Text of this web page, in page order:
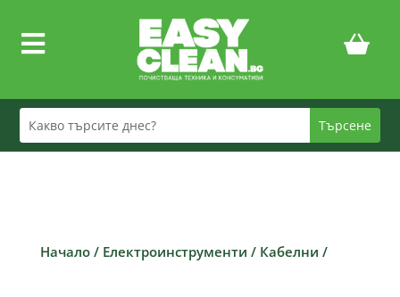

Начало/ Електроинструменти / Кабелни /